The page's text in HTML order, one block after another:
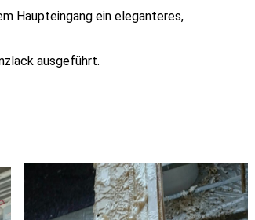
Haupteingang ein eleganteres,
ausgeführt.